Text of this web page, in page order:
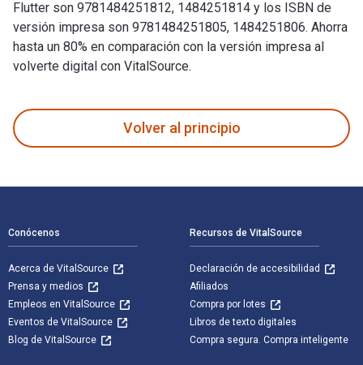
Flutter son 9781484251812, 1484251814 y los ISBN de
versión impresa son 9781484251805, 1484251806. Ahorra
hasta un 80% en comparación con la versión impresa al
volverte digital con VitalSource.
Volver al principio
Conócenos
Acerca de VitalSource
Prensa y medios
Empleos en VitalSource
Eventos de VitalSource
Blog de VitalSource
Recursos de VitalSource
Declaración de accesibilidad
Afiliados
Compra por lotes
Libros de texto digitales
Compra segura. Compra inteligente